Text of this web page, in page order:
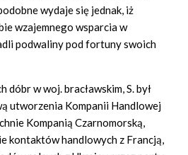
wydaje się jednak, iż
wzajemnego wsparcia w
podwaliny pod fortuny swoich
dóbr w woj. bracławskim, S. był
utworzenia Kompanii Handlowej
Kompanią Czarnomorską,
kontaktów handlowych z Francją,